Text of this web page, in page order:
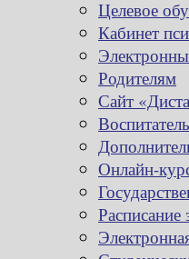
Целевое
Кабинет
Родителям
Сайт
Онлайн-
Расписание